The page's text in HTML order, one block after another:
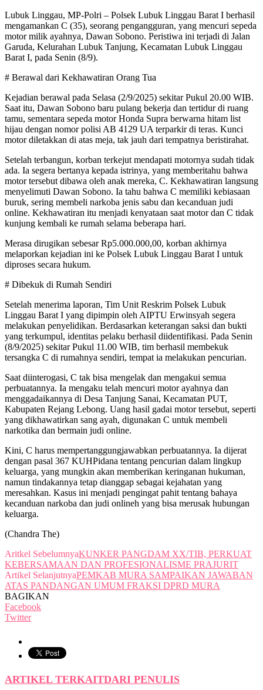
Lubuk Linggau, MP-Polri – Polsek Lubuk Linggau Barat I berhasil
mengamankan C (35), seorang pengangguran, yang mencuri sepeda
motor milik ayahnya, Dawan Sobono. Peristiwa ini terjadi di Jalan
Garuda, Kelurahan Lubuk Tanjung, Kecamatan Lubuk Linggau
Barat I, pada Senin (8/9).
# Berawal dari Kekhawatiran Orang Tua
Kejadian berawal pada Selasa (2/9/2025) sekitar Pukul 20.00 WIB.
Saat itu, Dawan Sobono baru pulang bekerja dan tertidur di ruang
tamu, sementara sepeda motor Honda Supra berwarna hitam list
hijau dengan nomor polisi AB 4129 UA terparkir di teras. Kunci
motor diletakkan di atas meja, tak jauh dari tempatnya beristirahat.
Setelah terbangun, korban terkejut mendapati motornya sudah tidak
ada. Ia segera bertanya kepada istrinya, yang memberitahu bahwa
motor tersebut dibawa oleh anak mereka, C. Kekhawatiran langsung
menyelimuti Dawan Sobono. Ia tahu bahwa C memiliki kebiasaan
buruk, sering membeli narkoba jenis sabu dan kecanduan judi
online. Kekhawatiran itu menjadi kenyataan saat motor dan C tidak
kunjung kembali ke rumah selama beberapa hari.
Merasa dirugikan sebesar Rp5.000.000,00, korban akhirnya
melaporkan kejadian ini ke Polsek Lubuk Linggau Barat I untuk
diproses secara hukum.
# Dibekuk di Rumah Sendiri
Setelah menerima laporan, Tim Unit Reskrim Polsek Lubuk
Linggau Barat I yang dipimpin oleh AIPTU Erwinsyah segera
melakukan penyelidikan. Berdasarkan keterangan saksi dan bukti
yang terkumpul, identitas pelaku berhasil diidentifikasi. Pada Senin
(8/9/2025) sekitar Pukul 11.00 WIB, tim berhasil membekuk
tersangka C di rumahnya sendiri, tempat ia melakukan pencurian.
Saat diinterogasi, C tak bisa mengelak dan mengakui semua
perbuatannya. Ia mengaku telah mencuri motor ayahnya dan
menggadaikannya di Desa Tanjung Sanai, Kecamatan PUT,
Kabupaten Rejang Lebong. Uang hasil gadai motor tersebut, seperti
yang dikhawatirkan sang ayah, digunakan C untuk membeli
narkotika dan bermain judi online.
Kini, C harus mempertanggungjawabkan perbuatannya. Ia dijerat
dengan pasal 367 KUHPidana tentang pencurian dalam lingkup
keluarga, yang mungkin akan memberikan keringanan hukuman,
namun tindakannya tetap dianggap sebagai kejahatan yang
meresahkan. Kasus ini menjadi pengingat pahit tentang bahaya
kecanduan narkoba dan judi onlineh yang bisa merusak hubungan
keluarga.
(Chandra The)
Aritkel SebelumnyaKUNKER PANGDAM XX/TIB, PERKUAT
KEBERSAMAAN DAN PROFESIONALISME PRAJURIT
Artikel SelanjutnyaPEMKAB MURA SAMPAIKAN JAWABAN
ATAS PANDANGAN UMUM FRAKSI DPRD MURA
BAGIKAN
Facebook
Twitter
ARTIKEL TERKAITDARI PENULIS